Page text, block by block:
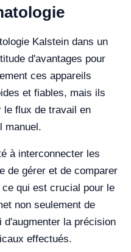
Kalstein dans un
d'avantages pour
ces appareils
et fiables, mais ils
le flux de travail en
manuel.
à interconnecter les
de gérer et de comparer
qui est crucial pour le
non seulement de
la précision
effectués.